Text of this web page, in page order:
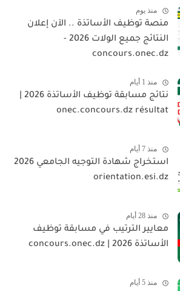
منذ يوم
منصة توظيف الأساتذة .. الآن إعلان
النتائج جميع الولات 2026 -
concours.onec.dz
منذ 1 أيام
نتائج مسابقة توظيف الأساتذة 2026 |
onec.concours.dz résultat
منذ 7 أيام
استخراج شهادة التوجيه الجامعي 2026
orientation.esi.dz
منذ 28 أيام
معايير الترتيب في مسابقة توظيف
الأساتذة 2026 | concours.onec.dz
منذ 5 أيام